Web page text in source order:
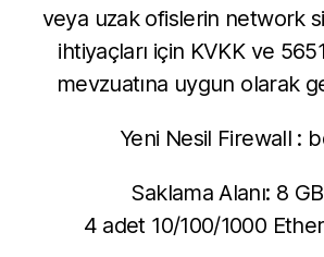
veya uzak ofislerin network
ihtiyaçları için KVKK ve
mevzuatına uygun olarak
Yeni Nesil Firewall :
Saklama Alanı: 8
4 adet 10/100/1000